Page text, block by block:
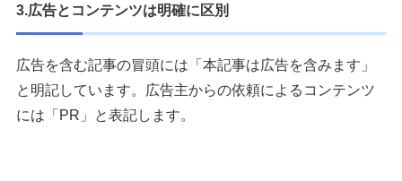
3.広告とコンテンツは明確に区別
広告を含む記事の冒頭には「本記事は広告を含みます」
と明記しています。広告主からの依頼によるコンテンツ
には「PR」と表記します。